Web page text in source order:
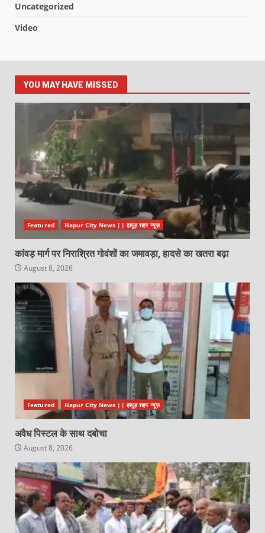
Uncategorized
Video
YOU MAY HAVE MISSED
Featured Hapur City News || हापुड़ शहर न्यूज़
कांवड़ मार्ग पर निराश्रित गोवंशों का जमावड़ा, हादसे का खतरा बढ़ा
August 8, 2026
Featured Hapur City News || हापुड़ शहर न्यूज़
अवैध पिस्टल के साथ दबोचा
August 8, 2026